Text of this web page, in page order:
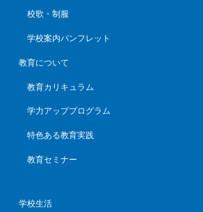
校歌・制服
学校案内パンフレット
教育について
教育カリキュラム
学力アッププログラム
特色ある教育実践
教育セミナー
学校生活